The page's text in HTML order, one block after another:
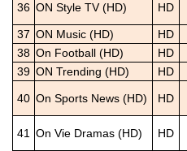
36 ON Style TV (HD) HD
37 ON Music (HD) HD
38 On Football (HD) HD
39 ON Trending (HD) HD
40 On Sports News (HD) HD
41 On Vie Dramas (HD) HD